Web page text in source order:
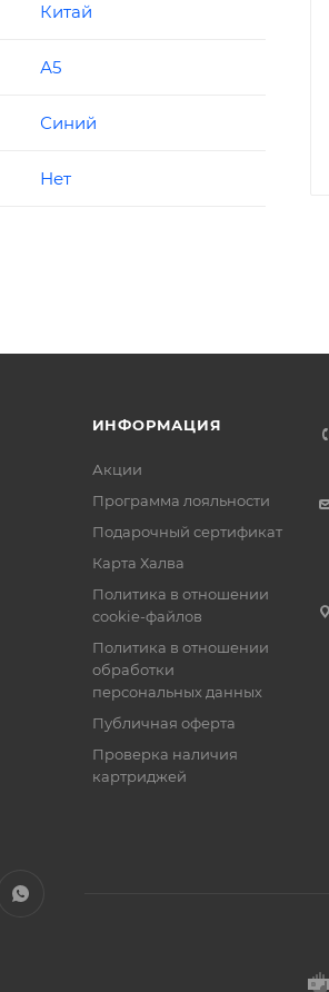
Китай
А5
Синий
Нет
ИНФОРМАЦИЯ
Акции
Программа лояльности
Подарочный сертификат
Карта Халва
Политика в отношении
cookie-файлов
Политика в отношении
обработки
персональных данных
Публичная оферта
Проверка наличия
картриджей